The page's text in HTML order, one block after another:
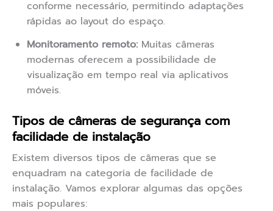
conforme necessário, permitindo adaptações
rápidas ao layout do espaço.
Monitoramento remoto: Muitas câmeras
modernas oferecem a possibilidade de
visualização em tempo real via aplicativos
móveis.
Tipos de câmeras de segurança com
facilidade de instalação
Existem diversos tipos de câmeras que se
enquadram na categoria de facilidade de
instalação. Vamos explorar algumas das opções
mais populares: